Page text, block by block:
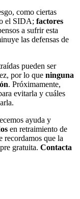
como ciertas
el SIDA; factores
a sufrir esta
las defensas de
pueden ser
por lo que ninguna
. Próximamente,
evitarla y cuáles
ayuda y
en retraimiento de
recordamos que la
gratuita. Contacta